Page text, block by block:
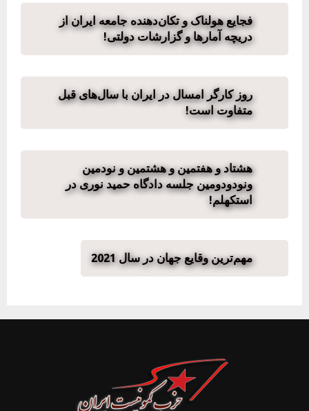
فجایع هولناک و تکان‌دهنده جامعه ایران از
دریچه آمارها و گزارشات دولتی!
روز کارگر امسال در ایران با سال‌های قبل
متفاوت است!
هشتاد ‌و‌ هفتمین و هشتمین و نودمین
ونود‌و‌دومین جلسه دادگاه حمید نوری در
استکهلم!
مهم‌ترین وقایع جهان در سال 2021